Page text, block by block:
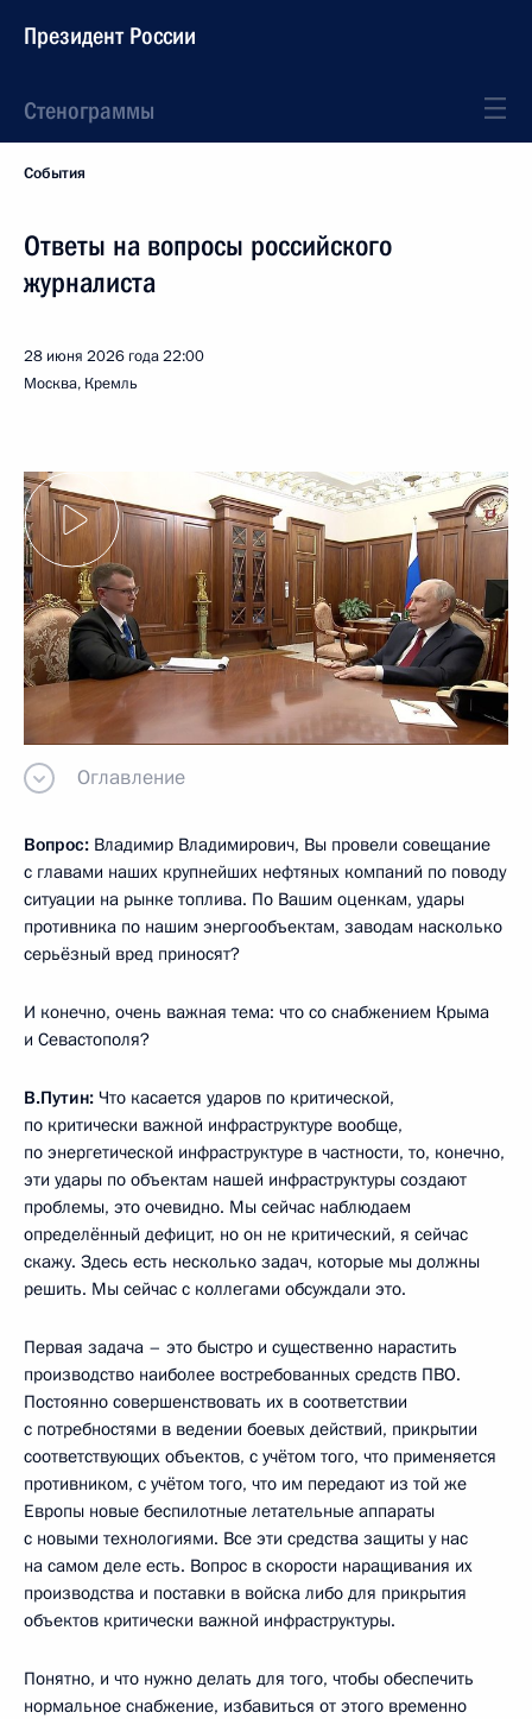
Президент России
Стенограммы
События
Ответы на вопросы российского
журналиста
28 июня 2026 года22:00
Москва, Кремль
Оглавление
Вопрос: Владимир Владимирович, Вы провели совещание
с главами наших крупнейших нефтяных компаний по поводу
ситуации на рынке топлива. По Вашим оценкам, удары
противника по нашим энергообъектам, заводам насколько
серьёзный вред приносят?
И конечно, очень важная тема: что со снабжением Крыма
и Севастополя?
В.Путин: Что касается ударов по критической,
по критически важной инфраструктуре вообще,
по энергетической инфраструктуре в частности, то, конечно,
эти удары по объектам нашей инфраструктуры создают
проблемы, это очевидно. Мы сейчас наблюдаем
определённый дефицит, но он не критический, я сейчас
скажу. Здесь есть несколько задач, которые мы должны
решить. Мы сейчас с коллегами обсуждали это.
Первая задача – это быстро и существенно нарастить
производство наиболее востребованных средств ПВО.
Постоянно совершенствовать их в соответствии
с потребностями в ведении боевых действий, прикрытии
соответствующих объектов, с учётом того, что применяется
противником, с учётом того, что им передают из той же
Европы новые беспилотные летательные аппараты
с новыми технологиями. Все эти средства защиты у нас
на самом деле есть. Вопрос в скорости наращивания их
производства и поставки в войска либо для прикрытия
объектов критически важной инфраструктуры.
Понятно, и что нужно делать для того, чтобы обеспечить
нормальное снабжение, избавиться от этого временно